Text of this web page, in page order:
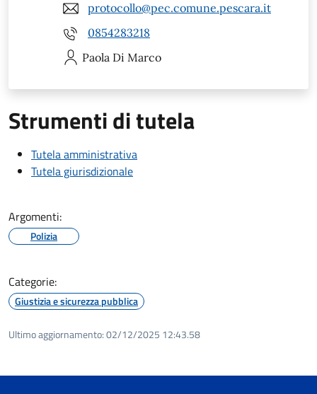
protocollo@pec.comune.pescara.it
0854283218
Paola Di Marco
Strumenti di tutela
Tutela amministrativa
Tutela giurisdizionale
Argomenti:
Polizia
Categorie:
Giustizia e sicurezza pubblica
Ultimo aggiornamento:02/12/2025 12:43.58